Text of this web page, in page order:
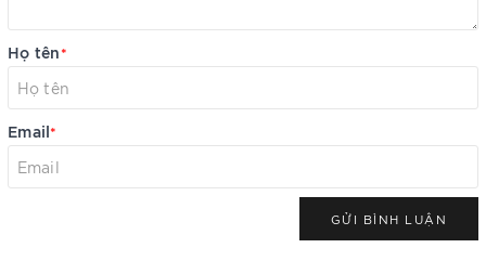
Họ tên*
Email*
GỬI BÌNH LUẬN